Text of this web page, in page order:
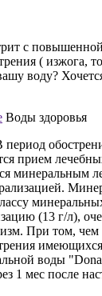
с
( изжога,
воду?
Воды здоровья
прием
минеральным
(13 г/л),
При том,
воды
1 мес после